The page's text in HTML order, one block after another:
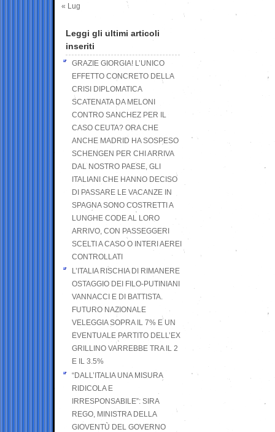
« Lug
Leggi gli ultimi articoli
inseriti
GRAZIE GIORGIA! L’UNICO
EFFETTO CONCRETO DELLA
CRISI DIPLOMATICA
SCATENATA DA MELONI
CONTRO SANCHEZ PER IL
CASO CEUTA? ORA CHE
ANCHE MADRID HA SOSPESO
SCHENGEN PER CHI ARRIVA
DAL NOSTRO PAESE, GLI
ITALIANI CHE HANNO DECISO
DI PASSARE LE VACANZE IN
SPAGNA SONO COSTRETTI A
LUNGHE CODE AL LORO
ARRIVO, CON PASSEGGERI
SCELTI A CASO O INTERI AEREI
CONTROLLATI
L’ITALIA RISCHIA DI RIMANERE
OSTAGGIO DEI FILO-PUTINIANI
VANNACCI E DI BATTISTA.
FUTURO NAZIONALE
VELEGGIA SOPRA IL 7% E UN
EVENTUALE PARTITO DELL’EX
GRILLINO VARREBBE TRA IL 2
E IL 3.5%
“DALL’ITALIA UNA MISURA
RIDICOLA E
IRRESPONSABILE”: SIRA
REGO, MINISTRA DELLA
GIOVENTÙ DEL GOVERNO